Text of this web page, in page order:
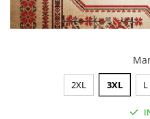
2XL 3XL L